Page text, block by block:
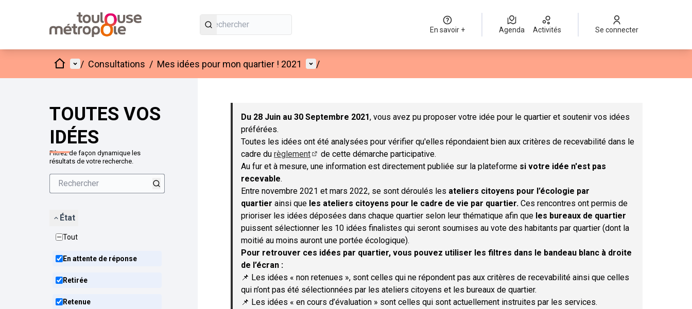
En savoir + Agenda Activités Se connecter
AccueilMenu principal
/ Consultations / Mes idées pour mon quartier ! 2021 Menu utilisateur
/
TOUTES VOS
IDÉES
Filtrez de façon dynamique les
résultats de votre recherche.
État
Tout
En attente de réponse
Retirée
Retenue
Passer la carte
Du 28 Juin au 30 Septembre 2021, vous avez pu proposer votre idée pour le quartier et soutenir vos idées
préférées.
Toutes les idées ont été analysées pour vérifier qu'elles répondaient bien aux critères de recevabilité dans le
cadre du règlement
(S'ouvre dans un nouvel onglet)
de cette démarche participative.
Au fur et à mesure, une information est directement publiée sur la plateforme si votre idée n'est pas
recevable.
Entre novembre 2021 et mars 2022, se sont déroulés les ateliers citoyens pour l’écologie par
quartier ainsi que les ateliers citoyens pour le cadre de vie par quartier. Ces rencontres ont permis de
prioriser les idées déposées dans chaque quartier selon leur thématique afin que les bureaux de quartier
puissent sélectionner les 10 idées finalistes qui seront soumises au vote des habitants par quartier (dont la
moitié au moins auront une portée écologique).
Pour retrouver ces idées par quartier, vous pouvez utiliser les filtres dans le bandeau blanc à droite
de l’écran :
📌 Les idées « non retenues », sont celles qui ne répondent pas aux critères de recevabilité ainsi que celles
qui n’ont pas été sélectionnées par les ateliers citoyens et les bureaux de quartier.
📌 Les idées « en cours d’évaluation » sont celles qui sont actuellement instruites par les services.